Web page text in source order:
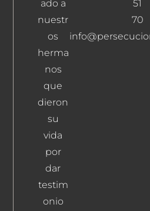
ado a
nuestr
os
herma
nos
que
dieron
su
vida
por
dar
testim
onio
51
70